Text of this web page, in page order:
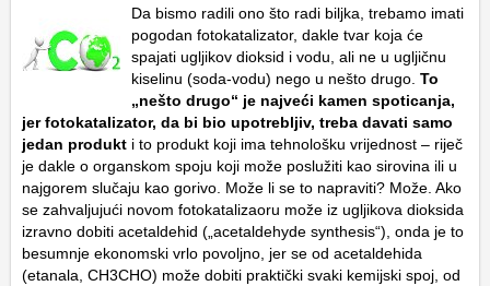
Da bismo radili ono što radi biljka, trebamo imati
pogodan fotokatalizator, dakle tvar koja će
spajati ugljikov dioksid i vodu, ali ne u ugljičnu
kiselinu (soda-vodu) nego u nešto drugo. To
„nešto drugo“ je najveći kamen spoticanja,
jer fotokatalizator, da bi bio upotrebljiv, treba davati samo
jedan produkt i to produkt koji ima tehnološku vrijednost – riječ
je dakle o organskom spoju koji može poslužiti kao sirovina ili u
najgorem slučaju kao gorivo. Može li se to napraviti? Može. Ako
se zahvaljujući novom fotokatalizaoru može iz ugljikova dioksida
izravno dobiti acetaldehid („acetaldehyde synthesis“), onda je to
besumnje ekonomski vrlo povoljno, jer se od acetaldehida
(etanala, CH3CHO) može dobiti praktički svaki kemijski spoj, od